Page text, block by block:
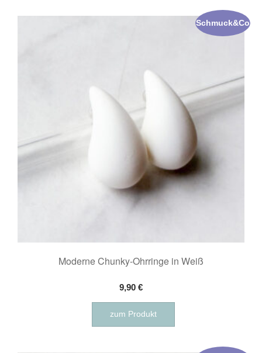
Schmuck&Co
Moderne Chunky-Ohrringe in Weiß
9,90 €
zum Produkt